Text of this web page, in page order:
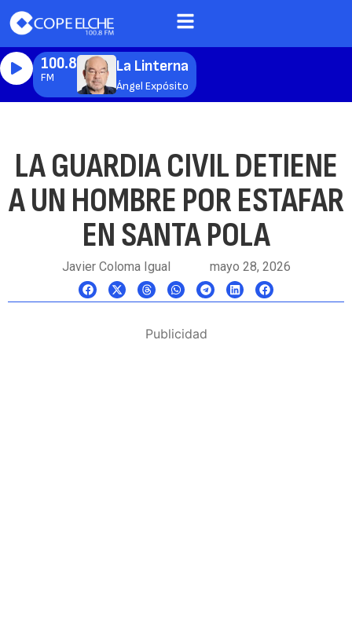
100.8
FM
La Linterna
Ángel Expósito
LA GUARDIA CIVIL DETIENE
A UN HOMBRE POR ESTAFAR
EN SANTA POLA
Javier Coloma Igual mayo 28, 2026
Publicidad